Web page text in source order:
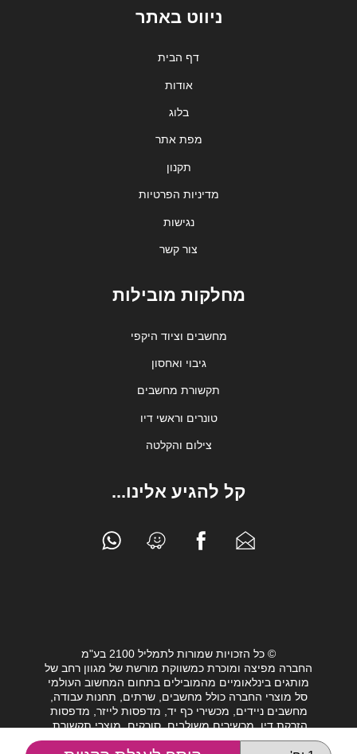
ניווט באתר
דף הבית
אודות
בלוג
מפת אתר
תקנון
מדיניות הפרטיות
נגישות
צור קשר
מחלקות מובילות
מחשבים וציוד היקפי
גיבוי ואחסון
תקשורת מחשבים
טונרים וראשי דיו
צילום והקלטה
קל להגיע אלינו...
© כל הזכויות שמורות לתמליל 2100 בע"מ
החברה מפיצה ומוכרת כמשווקת מורשת של מגוון רחב של
מותגים בינלאומיים מהמובילים בתחום המחשוב העולמי
סל מוצרי החברה כולל מחשבים, שרתים, תחנות עבודה,
מחשבים ניידים, מכשירי כף יד, מדפסות לייזר, מדפסות
הזרקת דיו, מכשירים משולבים, סורקים, מוצרי תקשורת,
חלקי מחשב, כונני גיבוי וציוד נלווה מגוון לעולם המחשבים.